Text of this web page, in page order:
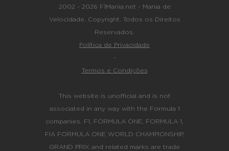
2002 - 2026 F1Mania.net - Mania de
Velocidade. Copyright. Todos os Direitos
Reservados.
Política de Privacidade
-
Termos e Condições
This website is unofficial and is not
associated in any way with the Formula 1
companies. F1, FORMULA ONE, FORMULA 1,
FIA FORMULA ONE WORLD CHAMPIONSHIP,
GRAND PRIX and related marks are trade